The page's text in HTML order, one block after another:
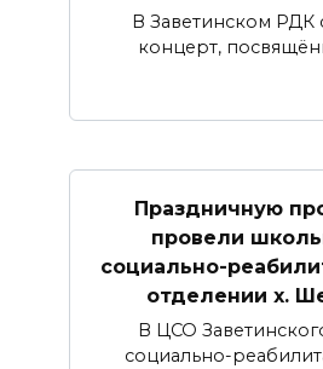
В Заветинском РДК
концерт,
Праздничную
провели
социально-
отделении х.
В ЦСО
социально-